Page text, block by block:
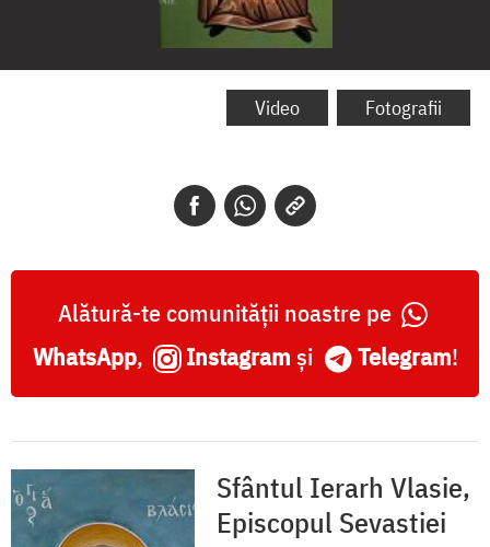
Sfântul
Video Fotografii
Alătură-te comunității noastre pe
WhatsApp, Instagram și Telegram!
Sfântul Ierarh Vlasie,
Episcopul Sevastiei